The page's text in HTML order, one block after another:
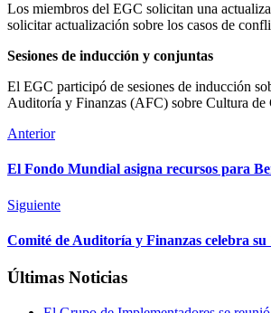
Los miembros del EGC solicitan una
solicitar actualización sobre los casos de
Sesiones de inducción y conjuntas
El EGC participó de sesiones de inducción
Auditoría y Finanzas (AFC) sobre Cultura de
Anterior
El Fondo Mundial asigna recursos para
Siguiente
Comité de Auditoría y Finanzas celebra su
Últimas Noticias